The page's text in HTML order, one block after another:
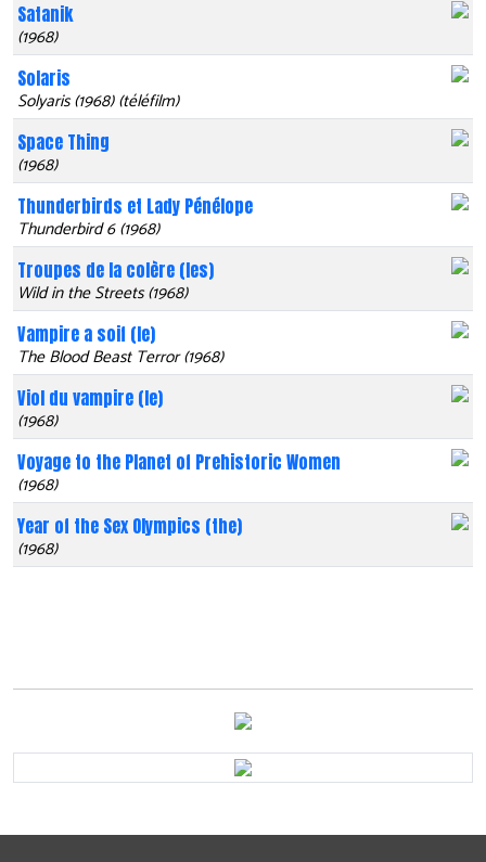
Satanik
(1968)
Solaris
Solyaris (1968) (téléfilm)
Space Thing
(1968)
Thunderbirds et Lady Pénélope
Thunderbird 6 (1968)
Troupes de la colère (les)
Wild in the Streets (1968)
Vampire a soif (le)
The Blood Beast Terror (1968)
Viol du vampire (le)
(1968)
Voyage to the Planet of Prehistoric Women
(1968)
Year of the Sex Olympics (the)
(1968)